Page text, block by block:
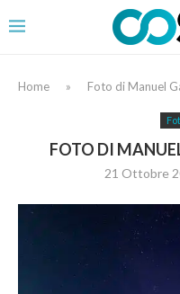
Home » Foto di Manuel
FOTO DI
21 Ottobre